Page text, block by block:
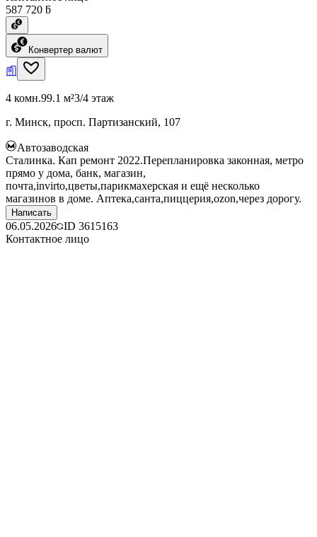
587 720 ƃ
Конвертер валют
4 комн.99.1 м²3/4 этаж
г. Минск, просп. Партизанский, 107
Автозаводская
Сталинка. Кап ремонт 2022.Перепланировка законная, метро
прямо у дома, банк, магазин,
почта,invirto,цветы,парикмахерская и ещё несколько
магазинов в доме. Аптека,санта,пиццерия,ozon,через дорогу.
Написать
06.05.2026 ID 3615163
Контактное лицо